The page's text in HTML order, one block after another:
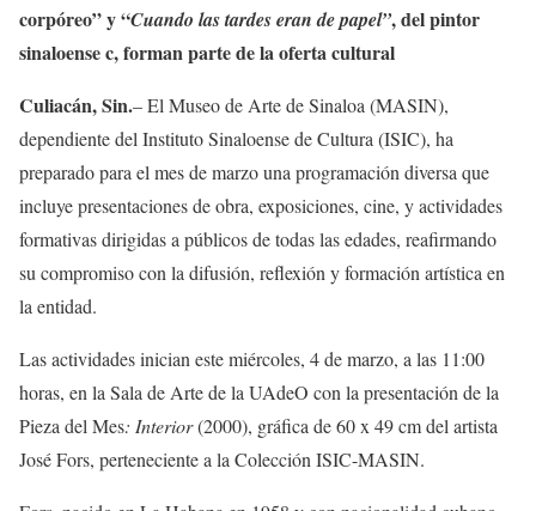
corpóreo” y “Cuando las tardes eran de papel”, del pintor
sinaloense c, forman parte de la oferta cultural
Culiacán, Sin.– El Museo de Arte de Sinaloa (MASIN),
dependiente del Instituto Sinaloense de Cultura (ISIC), ha
preparado para el mes de marzo una programación diversa que
incluye presentaciones de obra, exposiciones, cine, y actividades
formativas dirigidas a públicos de todas las edades, reafirmando
su compromiso con la difusión, reflexión y formación artística en
la entidad.
Las actividades inician este miércoles, 4 de marzo, a las 11:00
horas, en la Sala de Arte de la UAdeO con la presentación de la
Pieza del Mes: Interior(2000), gráfica de 60 x 49 cm del artista
José Fors, perteneciente a la Colección ISIC-MASIN.